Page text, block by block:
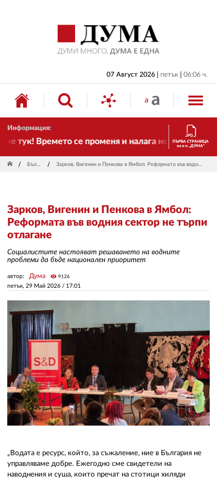
07 Август 2026 петък 06:06 ч.
Информация:
Времето се променя и налага
ПЪРВА СТРАНИЦА
на в-к „ДУМА“
България Зарков, Вигенин и Пенкова в Ямбол: Реформата във водния сектор не търпи отлагане
Зарков, Вигенин и Пенкова в Ямбол:
Реформата във водния сектор не търпи
отлагане
Социалистите настояват решаването на водните
проблеми да бъде национален приоритет
петък, 29 Май 2026 / 17:01
автор: Дума visibility 9126
„Водата е ресурс, който, за съжаление, ние в България не
управляваме добре. Ежегодно сме свидетели на
наводнения и суша, които пречат на стотици хиляди
БЪЛГАРИЯ
ИКОНОМИКА
ИЗБОРИ
СВЯТ
ДРУГИ
АВТОРИ
КОНТАКТИ
УСЛОВИЯ ЗА ПОЛЗВАНЕ
ПОЛИТИКА ЗА БИСКВИТКИТЕ
ПОЛИТИКАТА ЗА
ПОВЕРИТЕЛНОСТ